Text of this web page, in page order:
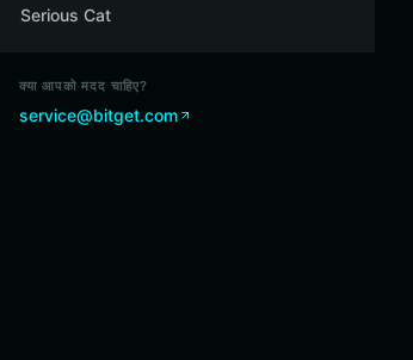
Serious Cat
क्या आपको मदद चाहिए?
service@bitget.com